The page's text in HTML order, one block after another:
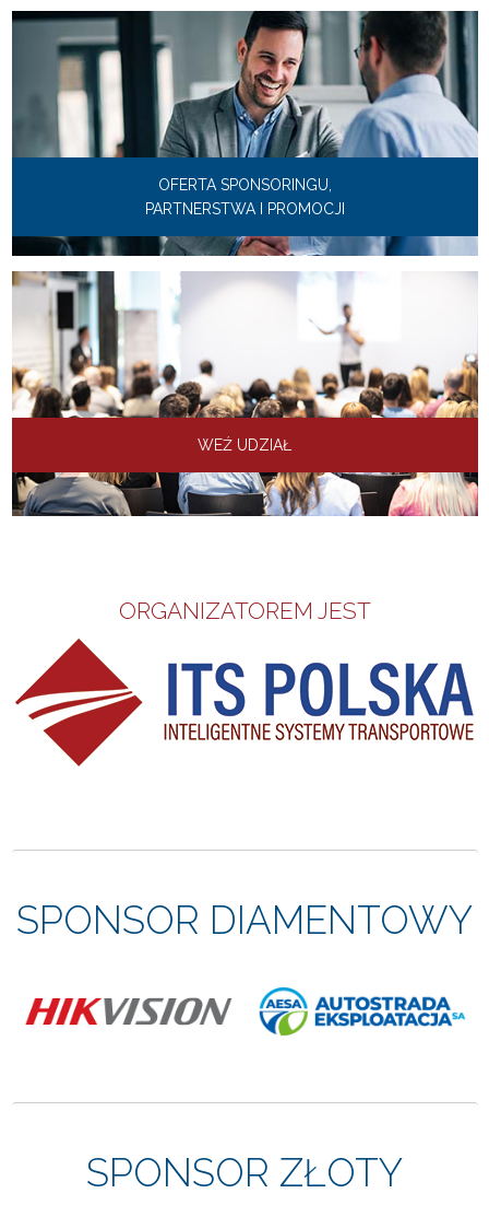
OFERTA SPONSORINGU,
PARTNERSTWA I PROMOCJI
WEŹ UDZIAŁ
ORGANIZATOREM JEST
SPONSOR DIAMENTOWY
SPONSOR ZŁOTY